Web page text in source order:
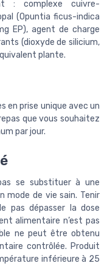
: complexe cuivre-
(Opuntia ficus-indica
EP), agent de charge
(dioxyde de silicium,
plante.
en prise unique avec un
que vous souhaitez
par jour.
se substituer à une
mode de vie sain. Tenir
pas dépasser la dose
alimentaire n’est pas
ne peut être obtenu
contrôlée. Produit
inférieure à 25